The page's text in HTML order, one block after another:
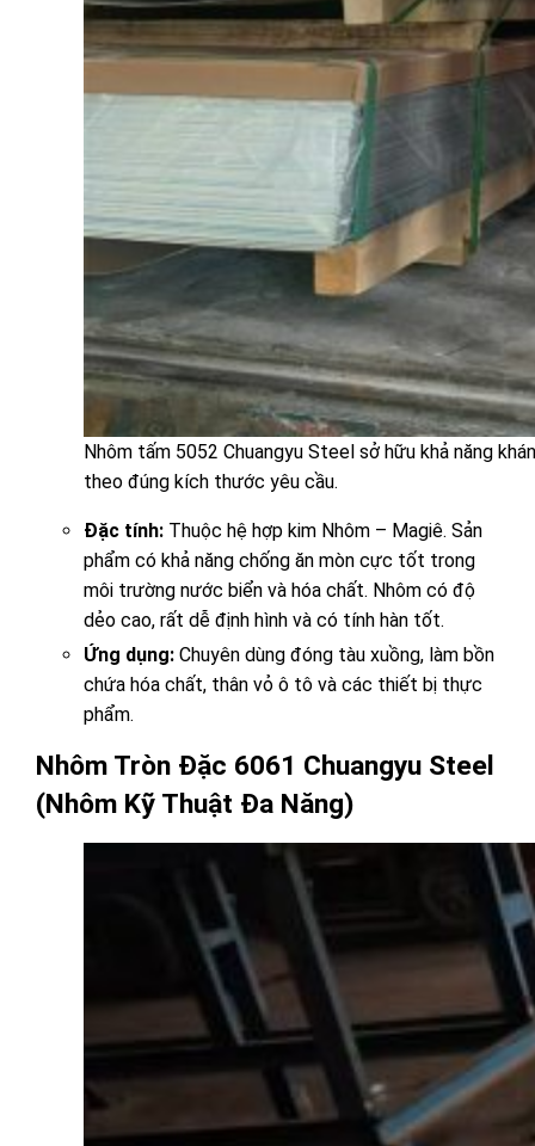
Nhôm tấm 5052 Chuangyu Steel sở hữu khả năng
theo đúng kích thước yêu cầu.
Đặc tính: Thuộc hệ hợp kim Nhôm – Magiê. Sản
phẩm có khả năng chống ăn mòn cực tốt trong
môi trường nước biển và hóa chất. Nhôm có độ
dẻo cao, rất dễ định hình và có tính hàn tốt.
Ứng dụng: Chuyên dùng đóng tàu xuồng, làm bồn
chứa hóa chất, thân vỏ ô tô và các thiết bị thực
phẩm.
Nhôm Tròn Đặc 6061 Chuangyu Steel
(Nhôm Kỹ Thuật Đa Năng)